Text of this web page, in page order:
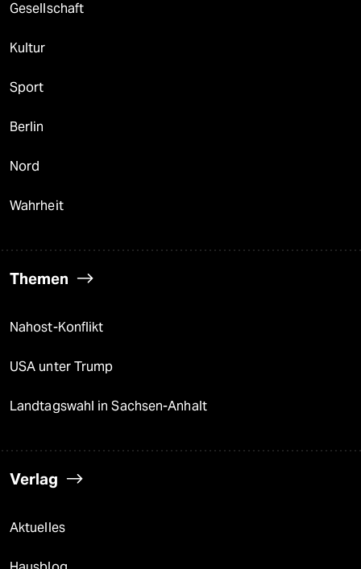
Gesellschaft
Kultur
Sport
Berlin
Nord
Wahrheit
Themen
Nahost-Konflikt
USA unter Trump
Landtagswahl in Sachsen-Anhalt
Verlag
Aktuelles